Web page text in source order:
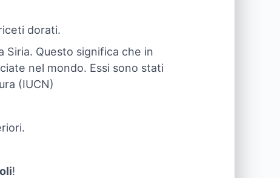
dorati.
Questo significa che in
nel mondo. Essi sono stati
(IUCN)
!